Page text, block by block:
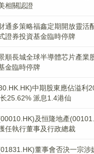
相關認證
通多策略福鑫定期開放靈活
證券投資基金臨時停牌
順長城全球半導體芯片產業
金臨時停牌
中期股東應佔溢利
25.62% 派息1.4港仙
及恒隆地產
任執行董事及行政總裁
董事會否決一宗涉